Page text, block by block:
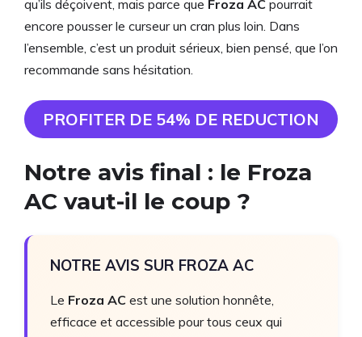
qu’ils déçoivent, mais parce que Froza AC pourrait
encore pousser le curseur un cran plus loin. Dans
l’ensemble, c’est un produit sérieux, bien pensé, que l’on
recommande sans hésitation.
PROFITER DE 54% DE REDUCTION
Notre avis final : le Froza
AC vaut-il le coup ?
NOTRE AVIS SUR FROZA AC
Le Froza AC est une solution honnête,
efficace et accessible pour tous ceux qui